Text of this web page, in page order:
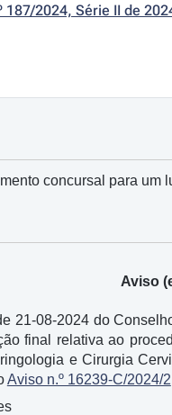
187/2024, Série II de
concursal para
Aviso
21-08-2024 do
final relativa ao
e Cirurgia
Aviso n.º 16239-C/2024/2